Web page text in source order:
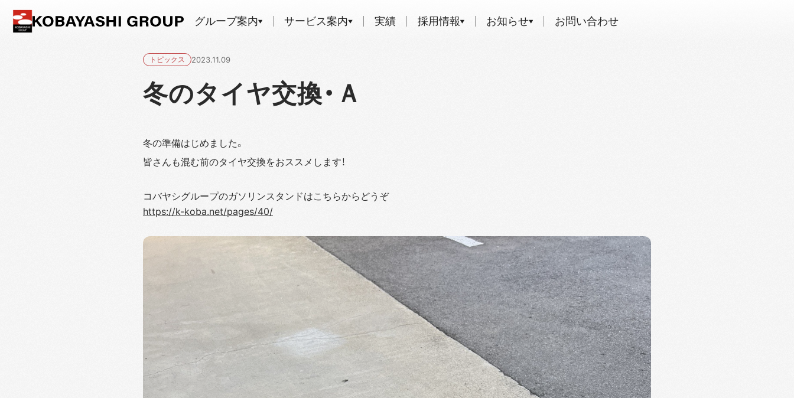
グループ案内 サービス案内 実績 採用情報 お知らせ お問い合わせ
トピックス 2023.11.09
冬のタイヤ交換・Ａ
冬の準備はじめました。
皆さんも混む前のタイヤ交換をおススメします！
コバヤシグループのガソリンスタンドはこちらからどうぞ
https://k-koba.net/pages/40/